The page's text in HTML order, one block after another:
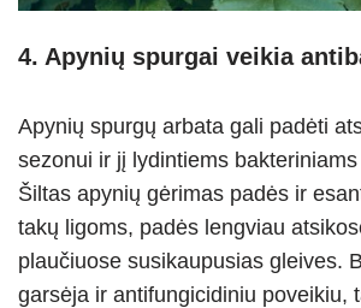
4. Apynių spurgai veikia
Apynių spurgų arbata gali padėti
sezonui ir jį lydintiems
Šiltas apynių gėrimas padės ir
takų ligoms, padės lengviau
plaučiuose susikaupusias gleives.
garsėja ir antifungicidiniu poveikiu,